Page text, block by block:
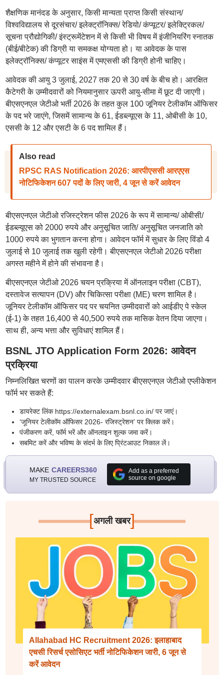
शैक्षणिक मानंदड के अनुसार, किसी मान्यता प्राप्त किसी संस्थान/
विश्वविद्यालय से दूरसंचार/ इलेक्ट्रॉनिक्स/ रेडियो/ कंप्यूटर/ इलेक्ट्रिकल/
सूचना प्रौद्योगिकी/ इंस्ट्रूमेंटेशन में से किसी भी विषय में इंजीनियरिंग स्नातक
(बीई/बीटेक) की डिग्री या समकक्ष योग्यता हो। या आवेदक के पास
इलेक्ट्रॉनिक्स/ कंप्यूटर साइंस में एमएससी की डिग्री होनी चाहिए।
आवेदक की आयु 3 जुलाई, 2027 तक 20 से 30 वर्ष के बीच हो। आरक्षित
कैटेगरी के उम्मीदवारों को नियमानुसार ऊपरी आयु-सीमा में छूट दी जाएगी।
बीएसएनएल जेटीओ भर्ती 2026 के तहत कुल 100 जूनियर टेलीकॉम ऑफिसर
के पद भरे जाएंगे, जिसमें सामान्य के 61, ईडब्ल्यूएस के 11, ओबीसी के 10,
एससी के 12 और एसटी के 6 पद शामिल हैं।
Also read
RPSC RAS Notification 2026: आरपीएससी आरएएस
नोटिफिकेशन 607 पदों के लिए जारी, 4 जून से करें आवेदन
बीएसएनएल जेटीओ रजिस्ट्रेशन फीस 2026 के रूप में सामान्य/ ओबीसी/
ईडब्ल्यूएस को 2000 रुपये और अनुसूचित जाति/ अनुसूचित जनजाति को
1000 रुपये का भुगतान करना होगा। आवेदन फॉर्म में सुधार के लिए विंडो 4
जुलाई से 10 जुलाई तक खुली रहेगी। बीएसएनएल जेटीओ 2026 परीक्षा
अगस्त महीने में होने की संभावना है।
बीएसएनएल जेटीओ 2026 चयन प्रक्रिया में ऑनलाइन परीक्षा (CBT),
दस्तावेज सत्यापन (DV) और चिकित्सा परीक्षा (ME) चरण शामिल है।
जूनियर टेलीकॉम ऑफिसर पद पर चयनित उम्मीदवारों को आईडीए पे स्केल
(ई-1) के तहत 16,400 से 40,500 रुपये तक मासिक वेतन दिया जाएगा।
साथ ही, अन्य भत्ता और सुविधाएं शामिल हैं।
BSNL JTO Application Form 2026: आवेदन
प्रक्रिया
निम्नलिखित चरणों का पालन करके उम्मीदवार बीएसएनएल जेटीओ एप्लीकेशन
फॉर्म भर सकते हैं:
डायरेक्ट लिंक https://externalexam.bsnl.co.in/ पर जाएं।
‘जूनियर टेलीकॉम ऑफिसर 2026- रजिस्ट्रेशन’ पर क्लिक करें।
पंजीकरण करें, फॉर्म भरें और ऑनलाइन शुल्क जमा करें।
सबमिट करें और भविष्य के संदर्भ के लिए प्रिंटआउट निकाल लें।
MAKE CAREERS360
MY TRUSTED SOURCE
Add as a preferred
source on google
[अगली खबर]
Allahabad HC Recruitment 2026: इलाहाबाद
एचसी रिसर्च एसोसिएट भर्ती नोटिफिकेशन जारी, 6 जून से
करें आवेदन